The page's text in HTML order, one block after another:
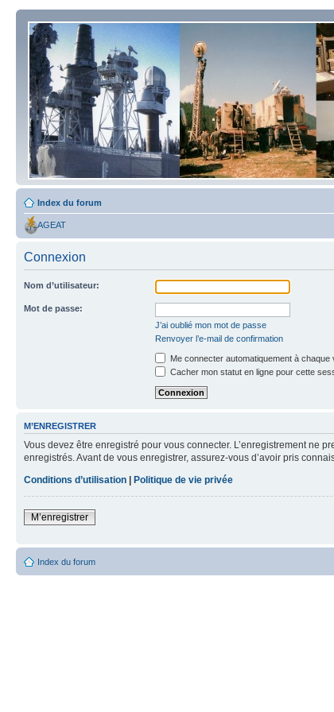
Index du forum
AGEAT
Connexion
Nom d’utilisateur:
Mot de passe:
J’ai oublié mon mot de passe
Renvoyer l’e-mail de confirmation
Me connecter automatiquement à chaque
Cacher mon statut en ligne pour cette
M’ENREGISTRER
Vous devez être enregistré pour vous connecter. L’enregistrement ne
enregistrés. Avant de vous enregistrer, assurez-vous d’avoir pris
Conditions d’utilisation | Politique de vie privée
M’enregistrer
Index du forum